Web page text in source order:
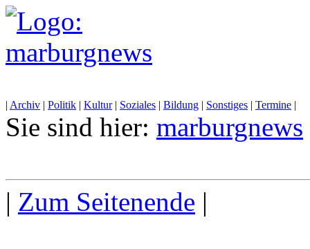
| Archiv | Politik | Kultur| Soziales | Bildung | Sonstiges | Termine |
Sie sind hier: marburgnews
| Zum Seitenende |